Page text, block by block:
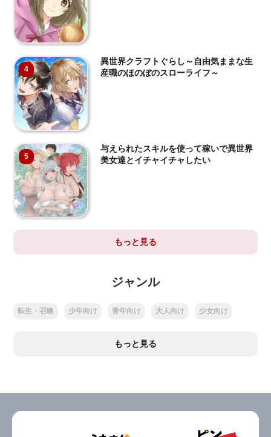
4
異世界クラフトぐらし～自由気ままな生
産職のほのぼのスローライフ～
5
与えられたスキルを使って稼いで異世界
美女達とイチャイチャしたい
もっと見る
ジャンル
転生・召喚 少年向け 青年向け 大人向け 少女向け
もっと見る